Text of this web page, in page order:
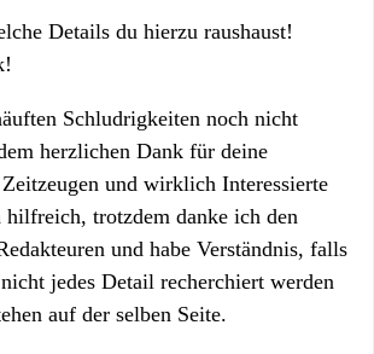
Details du hierzu raushaust!
Schludrigkeiten noch nicht
herzlichen Dank für deine
und wirklich Interessierte
trotzdem danke ich den
und habe Verständnis, falls
jedes Detail recherchiert werden
auf der selben Seite.